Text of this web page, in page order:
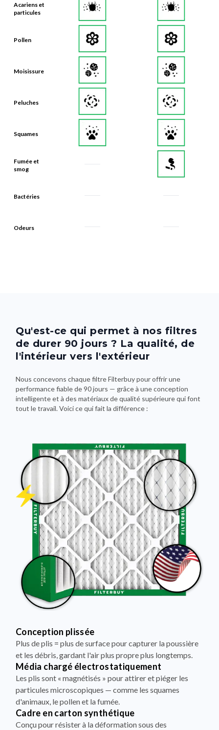
Acariens et
particules
Pollen
Moisissure
Peluches
Squames
Fumée et
smog
Bactéries
Odeurs
Qu'est-ce qui permet à nos filtres
de durer 90 jours ? La qualité, de
l'intérieur vers l'extérieur
Nous concevons chaque filtre Filterbuy pour offrir une
performance fiable de 90 jours — grâce à une conception
intelligente et à des matériaux de qualité supérieure qui font
tout le travail. Voici ce qui fait la différence :
Conception plissée
Plus de plis = plus de surface pour capturer la poussière
et les débris, gardant l'air plus propre plus longtemps.
Média chargé électrostatiquement
Les plis sont « magnétisés » pour attirer et piéger les
particules microscopiques — comme les squames
d'animaux, le pollen et la fumée.
Cadre en carton synthétique
Conçu pour résister à la déformation sous des